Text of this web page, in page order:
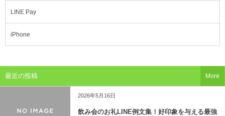
LINE Pay
iPhone
最近の投稿
2026年5月16日
飲み会のお礼LINE例文集！好印象を与える最強
More